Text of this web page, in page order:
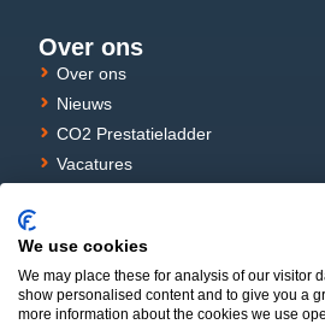
Over ons
Over ons
Nieuws
CO2 Prestatieladder
Vacatures
Cookie Policy
We use cookies
We may place these for analysis of our visitor
show personalised content and to give you a
more information about the cookies we use